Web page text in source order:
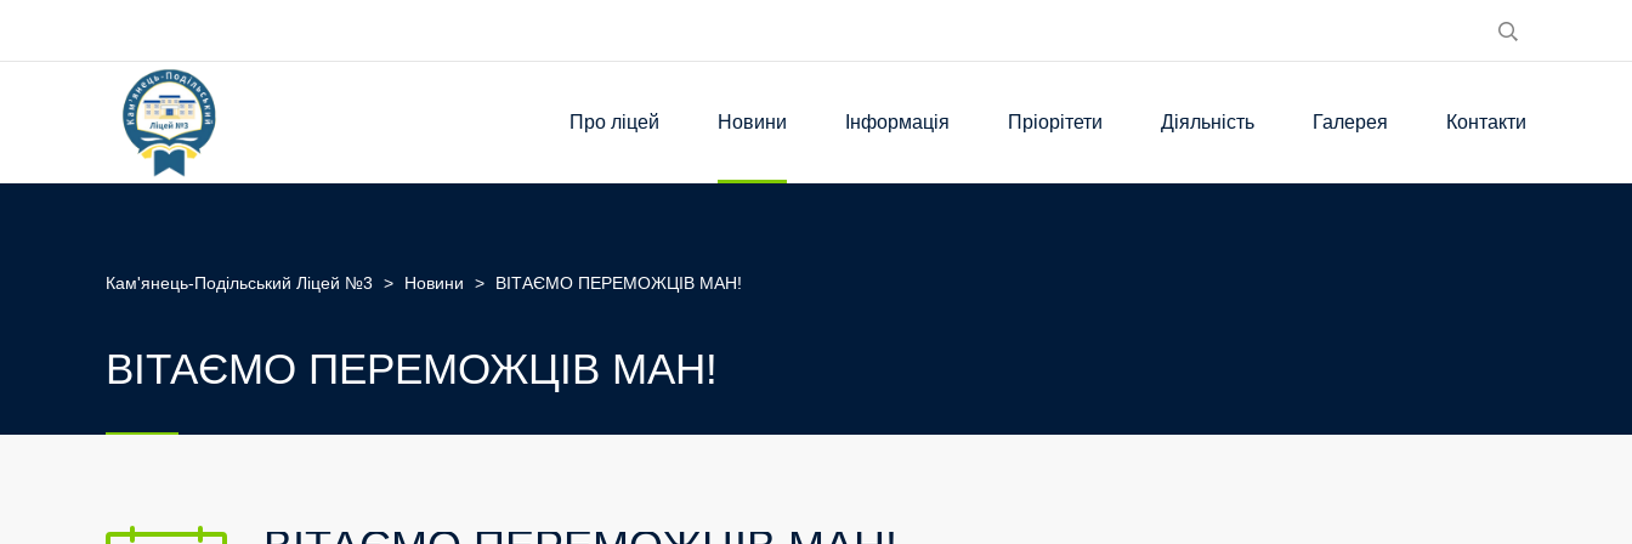
Про ліцей Новини Інформація Пріорітети Діяльність Галерея Контакти
Кам'янець-Подільський Ліцей №3 > Новини > ВІТАЄМО ПЕРЕМОЖЦІВ МАН!
ВІТАЄМО ПЕРЕМОЖЦІВ МАН!